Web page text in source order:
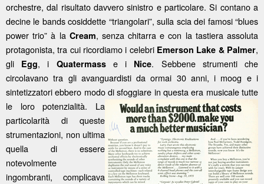
orchestre, dal risultato davvero sinistro e particolare. Si contano a
decine le bands cosiddette “triangolari”, sulla scia dei famosi “blues
power trio” à la Cream, senza chitarra e con la tastiera assoluta
protagonista, tra cui ricordiamo i celebri Emerson Lake & Palmer,
gli Egg, i Quatermasse i Nice. Sebbene strumenti che
circolavano tra gli avanguardisti da ormai 30 anni, i moog e i
sintetizzatori ebbero modo disfoggiare in questa era musicale tutte
le loro potenzialità. La
particolarità di queste
strumentazioni, non ultima
quella di essere
notevolmente
ingombranti, complicava